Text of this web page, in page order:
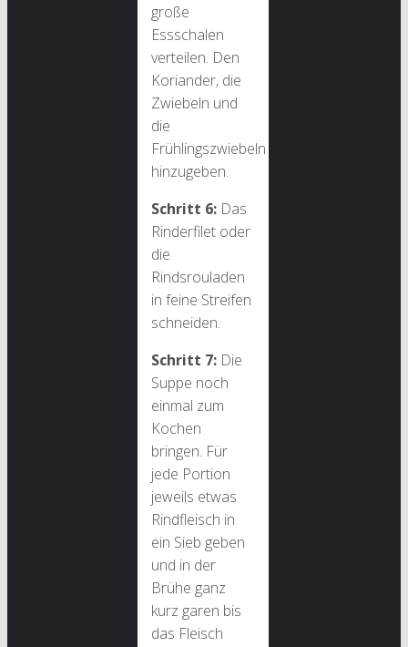
große
Essschalen
verteilen. Den
Koriander, die
Zwiebeln und
die
Frühlingszwiebeln
hinzugeben.
Schritt 6: Das
Rinderfilet oder
die
Rindsrouladen
in feine Streifen
schneiden.
Schritt 7: Die
Suppe noch
einmal zum
Kochen
bringen. Für
jede Portion
jeweils etwas
Rindfleisch in
ein Sieb geben
und in der
Brühe ganz
kurz garen bis
das Fleisch